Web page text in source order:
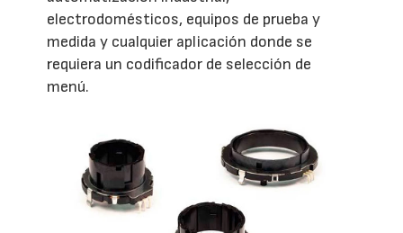
electrodomésticos, equipos de prueba y
medida y cualquier aplicación donde se
requiera un codificador de selección de
menú.